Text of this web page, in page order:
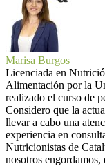
Marisa Burgos
Licenciada en
Alimentación por la
realizado el curso de
Considero que la
llevar a cabo una
experiencia en
Nutricionistas de
nosotros engordamos,